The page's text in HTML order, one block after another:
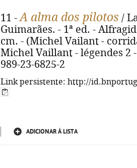
11 -A alma dos pilotos /
Guimarães. - 1ª ed. -
cm. - (Michel Vailant -
Michel Vaillant - légendes 2
989-23-6825-2
Link persistente: http://
ADICIONAR À LISTA